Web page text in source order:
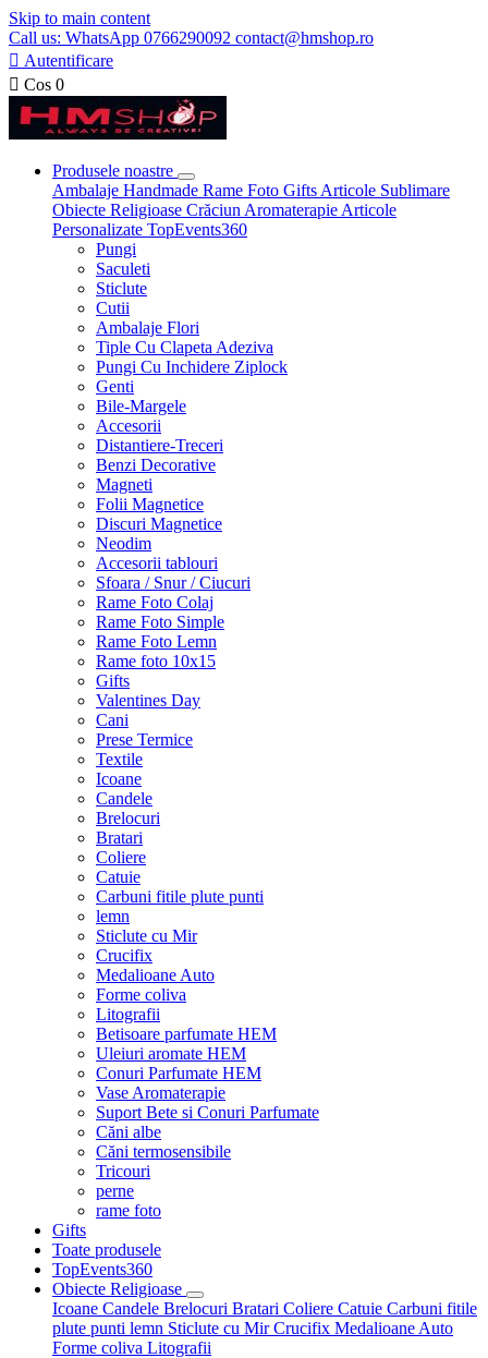
Skip to main content
Call us: WhatsApp 0766290092 contact@hmshop.ro
 Autentificare
 Cos 0
Produsele noastre
Ambalaje Handmade Rame Foto Gifts Articole Sublimare
Obiecte Religioase Crăciun Aromaterapie Articole
Personalizate TopEvents360
Pungi
Saculeti
Sticlute
Cutii
Ambalaje Flori
Tiple Cu Clapeta Adeziva
Pungi Cu Inchidere Ziplock
Genti
Bile-Margele
Accesorii
Distantiere-Treceri
Benzi Decorative
Magneti
Folii Magnetice
Discuri Magnetice
Neodim
Accesorii tablouri
Sfoara / Snur / Ciucuri
Rame Foto Colaj
Rame Foto Simple
Rame Foto Lemn
Rame foto 10x15
Gifts
Valentines Day
Cani
Prese Termice
Textile
Icoane
Candele
Brelocuri
Bratari
Coliere
Catuie
Carbuni fitile plute punti
lemn
Sticlute cu Mir
Crucifix
Medalioane Auto
Forme coliva
Litografii
Betisoare parfumate HEM
Uleiuri aromate HEM
Conuri Parfumate HEM
Vase Aromaterapie
Suport Bete si Conuri Parfumate
Căni albe
Căni termosensibile
Tricouri
perne
rame foto
Gifts
Toate produsele
TopEvents360
Obiecte Religioase
Icoane Candele Brelocuri Bratari Coliere Catuie Carbuni fitile
plute punti lemn Sticlute cu MirCrucifix Medalioane Auto
Forme coliva Litografii